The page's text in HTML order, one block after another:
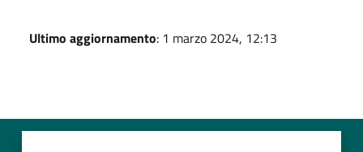
Ultimo aggiornamento: 1 marzo 2024, 12:13